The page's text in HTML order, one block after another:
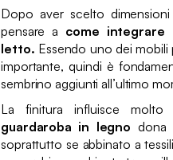
Dopo aver scelto
pensare a come integrare
letto. Essendo uno dei mobili
importante, quindi è
sembrino aggiunti all’ultimo
La finitura influisce molto
guardaroba in legno dona
soprattutto se abbinato a